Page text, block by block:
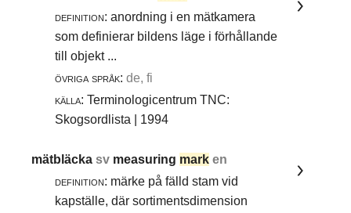
definition: anordning i en mätkamera
som definierar bildens läge i förhållande
till objekt ...
övriga språk: de, fi
källa: Terminologicentrum TNC:
Skogsordlista | 1994
mätbläckasv measuring mark en
definition: märke på fälld stam vid
kapställe, där sortimentsdimension